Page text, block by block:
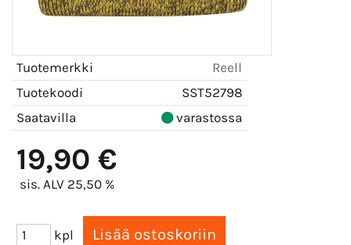
Tuotemerkki
Reell
Tuotekoodi
SST52798
Saatavilla
varastossa
19,90 €
sis. ALV 25,50 %
kpl